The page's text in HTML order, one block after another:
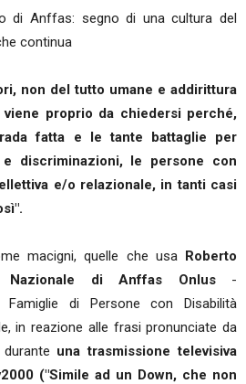
di Anffas: segno di una cultura del
continua
non del tutto umane e addirittura
viene proprio da chiedersi perché,
fatta e le tante battaglie per
discriminazioni, le persone con
e/o relazionale, in tanti casi
macigni, quelle che usa Roberto
Nazionale di Anffas Onlus -
Famiglie di Persone con Disabilità
in reazione alle frasi pronunciate da
una trasmissione televisiva
("Simile ad un Down, che non